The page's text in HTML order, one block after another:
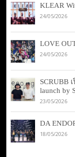
KLEAR
24/05/2026
LOVE
24/05/2026
SCRUBB
launch by
23/05/2026
DA
18/05/2026